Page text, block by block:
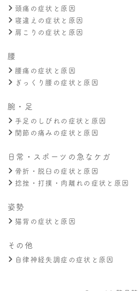
頭痛の症状と原因
寝違えの症状と原因
肩こりの症状と原因
腰
腰痛の症状と原因
ぎっくり腰の症状と原因
腕・足
手足のしびれの症状と原因
関節の痛みの症状と原因
日常・スポーツの急なケガ
骨折・脱臼の症状と原因
捻挫・打撲・肉離れの症状と原因
姿勢
猫背の症状と原因
その他
自律神経失調症の症状と原因